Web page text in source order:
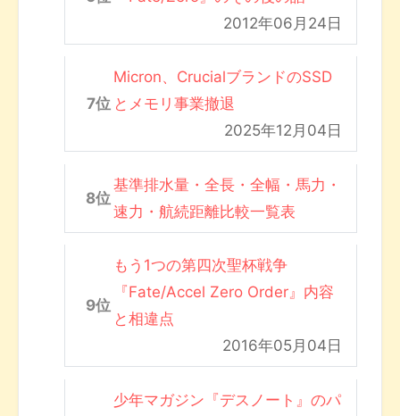
2012年06月24日
Micron、CrucialブランドのSSD
とメモリ事業撤退
2025年12月04日
基準排水量・全長・全幅・馬力・
速力・航続距離比較一覧表
もう1つの第四次聖杯戦争
『Fate/Accel Zero Order』内容
と相違点
2016年05月04日
少年マガジン『デスノート』のパ